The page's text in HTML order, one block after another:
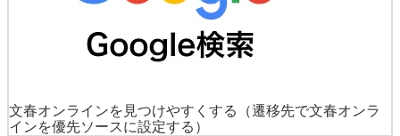
文春オンラインを見つけやすくする
（遷移先で文春オンラ
インを優先ソースに設定する）